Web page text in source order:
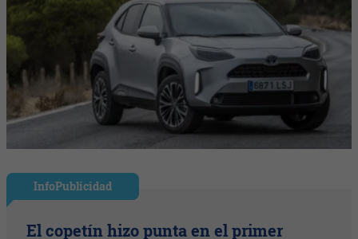
InfoPublicidad
El copetín hizo punta en el primer